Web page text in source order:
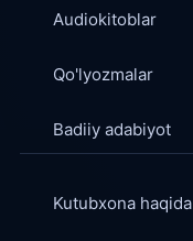
Audiokitoblar
Qo'lyozmalar
Badiiy adabiyot
Kutubxona haqida